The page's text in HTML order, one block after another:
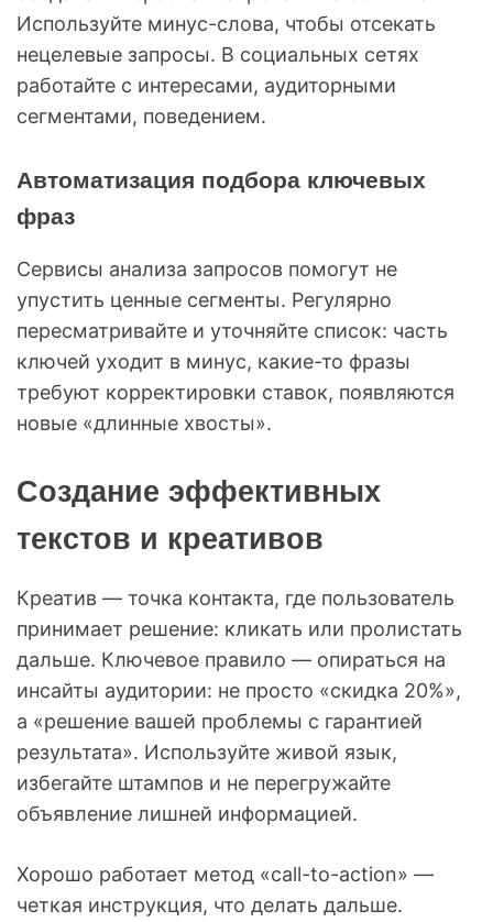
Используйте минус-слова, чтобы отсекать
нецелевые запросы. В социальных сетях
работайте с интересами, аудиторными
сегментами, поведением.
Автоматизация подбора ключевых
фраз
Сервисы анализа запросов помогут не
упустить ценные сегменты. Регулярно
пересматривайте и уточняйте список: часть
ключей уходит в минус, какие-то фразы
требуют корректировки ставок, появляются
новые «длинные хвосты».
Создание эффективных
текстов и креативов
Креатив — точка контакта, где пользователь
принимает решение: кликать или пролистать
дальше. Ключевое правило — опираться на
инсайты аудитории: не просто «скидка 20%»,
а «решение вашей проблемы с гарантией
результата». Используйте живой язык,
избегайте штампов и не перегружайте
объявление лишней информацией.
Хорошо работает метод «call-to-action» —
четкая инструкция, что делать дальше.